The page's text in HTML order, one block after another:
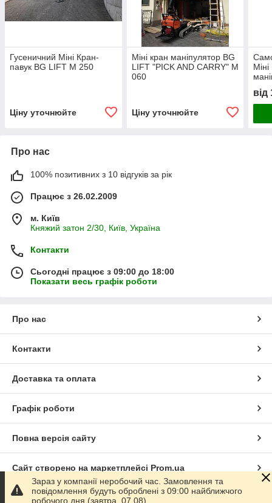
Гусеничний Міні Кран-
павук BG LIFT М 250
Ціну уточнюйте
Міні кран маніпулятор BG
LIFT "PICK AND CARRY" M
060
Ціну уточнюйте
від
Про нас
100% позитивних з 10 відгуків за рік
Працює з 26.02.2009
м. Київ
Княжий затон 2/30, Київ, Україна
Контакти
Сьогодні працює з 09:00 до 18:00
Показати весь графік роботи
Про нас
Контакти
Доставка та оплата
Графік роботи
Повна версія сайту
Сайт створено на маркетплейсі Prom.ua
Політика конфіденційності
Зараз у компанії неробочий час. Замовлення та
повідомлення будуть оброблені з 09:00 найближчого
робочого дня (завтра, 07.08).